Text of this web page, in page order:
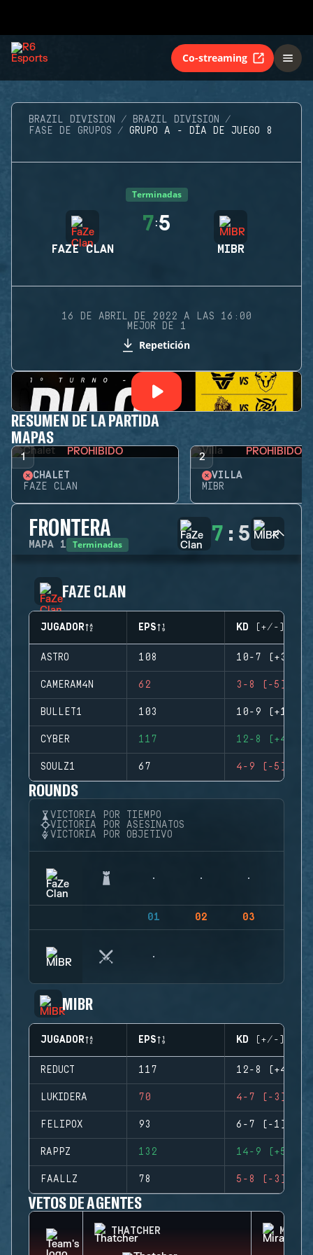
Co-streaming
BRAZIL DIVISION
BRAZIL DIVISION
FASE DE GRUPOS
GRUPO A - DÍA DE JUEGO 8
Terminadas
FAZE CLAN
7:5
MIBR
16 DE ABRIL DE 2022 A LAS 16:00
MEJOR DE 1
Repetición
RESUMEN DE LA PARTIDA
MAPAS
1 PROHIBIDO
CHALET
FAZE CLAN
2 PROHIBIDO
VILLA
MIBR
FRONTERA
MAPA 1 Terminadas 7 : 5
FAZE CLAN
JUGADOR EPS KD (+/-)
ASTRO 108 10-7 (+3)
CAMERAM4N 62 3-8 (-5)
BULLET1 103 10-9 (+1)
CYBER 117 12-8 (+4)
SOULZ1 67 4-9 (-5)
ROUNDS
VICTORIA POR TIEMPO
VICTORIA POR ASESINATOS
VICTORIA POR OBJETIVO
01 02 03
MIBR
JUGADOR EPS KD (+/-)
REDUCT 117 12-8 (+4)
LUKIDERA 70 4-7 (-3)
FELIPOX 93 6-7 (-1)
RAPPZ 132 14-9 (+5)
FAALLZ 78 5-8 (-3)
VETOS DE AGENTES
THATCHER MIRA